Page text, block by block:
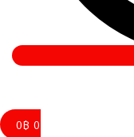
0฿ 0